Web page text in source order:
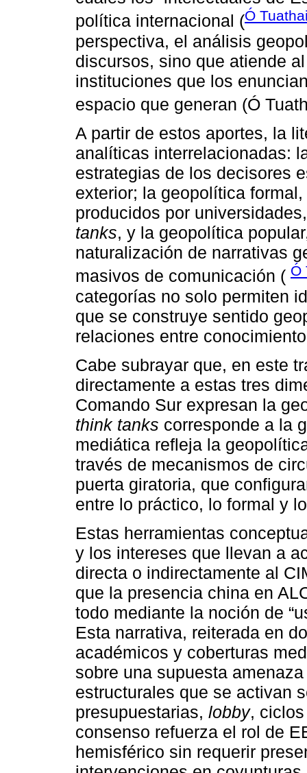
política internacional (Ó
perspectiva, el análisis
discursos, sino que atiende
instituciones que los
espacio que generan (Ó
A partir de estos aportes, la
analíticas interrelacionadas:
estrategias de los decisores
exterior; la geopolítica
producidos por
tanks, y la geopolítica
naturalización de narrativas
masivos de comunicación ( Ó
categorías no solo permiten
que se construye sentido
relaciones entre
Cabe subrayar que, en este
directamente a estas tres
Comando Sur expresan la
think tanks corresponde a la
mediática refleja la
través de mecanismos de
puerta giratoria, que
entre lo práctico, lo formal y
Estas herramientas
y los intereses que llevan a
directa o indirectamente al
que la presencia china en
todo mediante la noción de
Esta narrativa, reiterada en
académicos y coberturas
sobre una supuesta
estructurales que se activan
presupuestarias, lobby,
consenso refuerza el rol de
hemisférico sin requerir